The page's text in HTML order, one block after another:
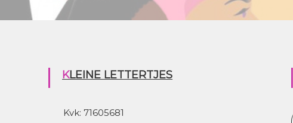
KLEINE LETTERTJES
Kvk: 71605681